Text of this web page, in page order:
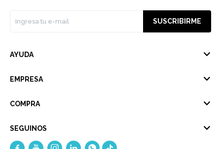
SUSCRIBIRME
AYUDA
EMPRESA
COMPRA
SEGUINOS